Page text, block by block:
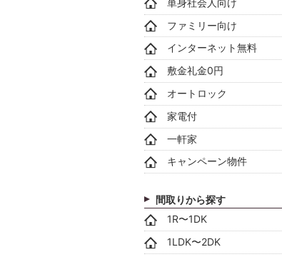
ファミリー向け
インターネット無料
敷金礼金0円
オートロック
家電付
一軒家
キャンペーン物件
間取りから探す
1R〜1DK
1LDK〜2DK